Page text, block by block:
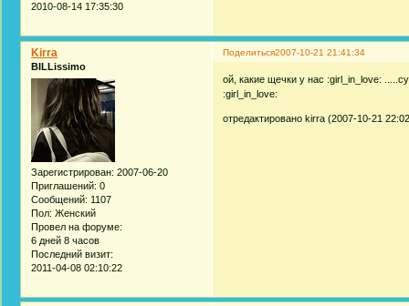
2010-08-14 17:35:30
Поделиться2007-10-21 21:41:34
Kirra
BILLissimo
Зарегистрирован: 2007-06-20
Приглашений: 0
Сообщений: 1107
Пол: Женский
Провел на форуме:
6 дней 8 часов
Последний визит:
2011-04-08 02:10:22
ой, какие щечки у нас :girl_in_love:
:girl_in_love:
отредактировано kirra (2007-10-21